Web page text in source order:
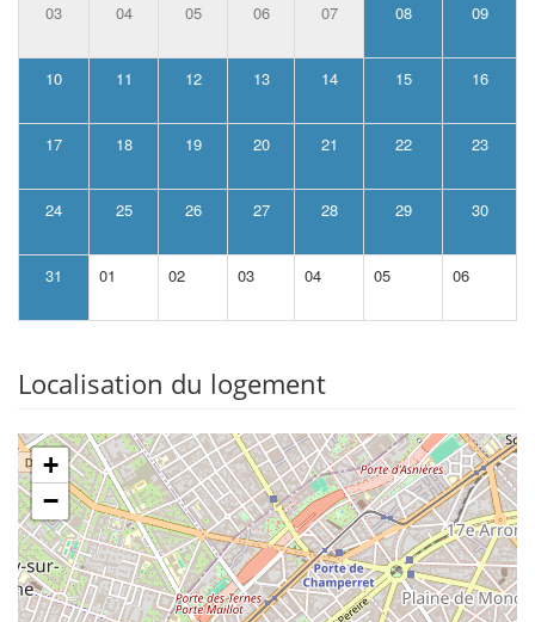
03 04 05 06 07 08 09
10 11 12 13 14 15 16
17 18 19 20 21 22 23
24 25 26 27 28 29 30
31 01 02 03 04 05 06
Localisation du logement
+
−